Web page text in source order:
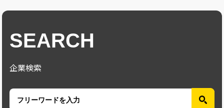
SEARCH
企業検索